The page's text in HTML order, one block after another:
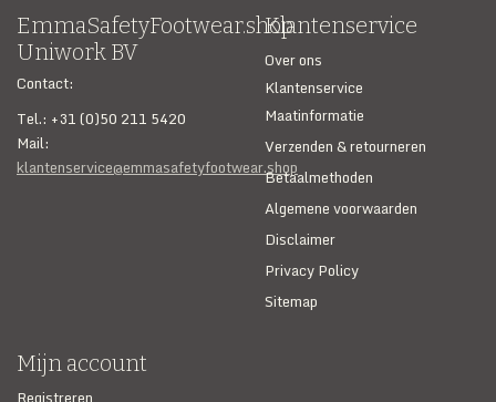
EmmaSafetyFootwear.shop
Uniwork BV
Contact:
Tel.: +31 (0)50 211 5420
Mail:
klantenservice@emmasafetyfootwear.shop
Klantenservice
Over ons
Klantenservice
Maatinformatie
Verzenden & retourneren
Betaalmethoden
Algemene voorwaarden
Disclaimer
Privacy Policy
Sitemap
Mijn account